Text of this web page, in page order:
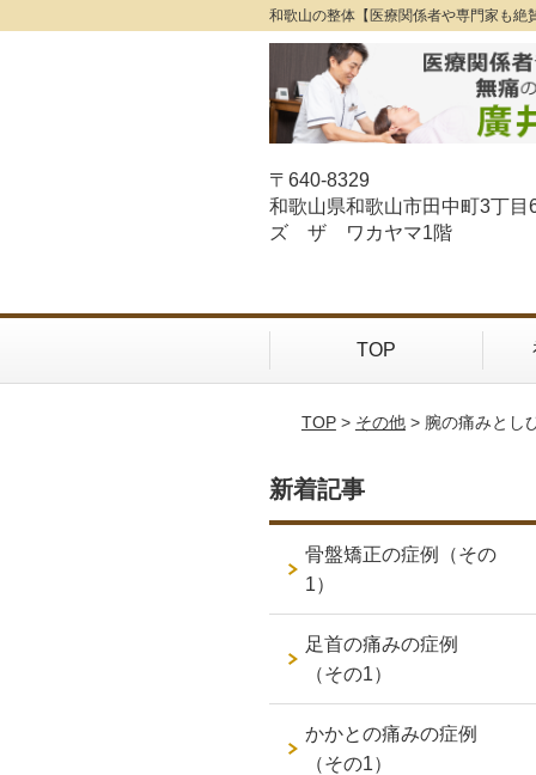
和歌山の整体【医療関係者や専門家も絶
〒640-8329
和歌山県和歌山市田中町3丁
ズ ザ ワカヤマ1階
TOP
TOP> その他> 腕の痛みとし
新着記事
骨盤矯正の症例（その
1）
足首の痛みの症例
（その1）
かかとの痛みの症例
（その1）